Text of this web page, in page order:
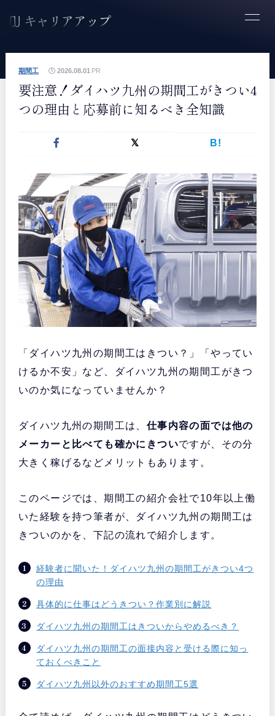
PR
期間工 2026.08.01
要注意！ダイハツ九州の期間工がきつい4
つの理由と応募前に知るべき全知識
B!
「ダイハツ九州の期間工はきつい？」「やってい
けるか不安」など、ダイハツ九州の期間工がきつ
いのか気になっていませんか？
ダイハツ九州の期間工は、 仕事内容の面では他の
メーカーと比べても確かにきついですが、その分
大きく稼げるなどメリットもあります。
このページでは、期間工の紹介会社で10年以上働
いた経験を持つ筆者が、ダイハツ九州の期間工は
きついのかを、下記の流れで紹介します。
経験者に聞いた！ダイハツ九州の期間工がきつい4つ
の理由
具体的に仕事はどうきつい？作業別に解説
ダイハツ九州の期間工はきついからやめるべき？
ダイハツ九州の期間工の面接内容と受ける際に知っ
ておくべきこと
ダイハツ九州以外のおすすめ期間工5選